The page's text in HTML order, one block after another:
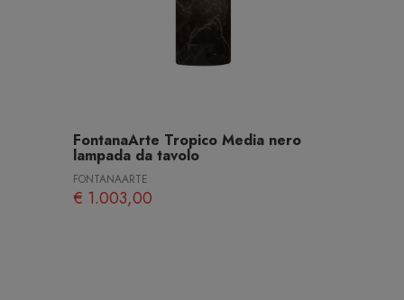
FontanaArte Tropico Media nero
lampada da tavolo
FONTANAARTE
€ 1.003,00